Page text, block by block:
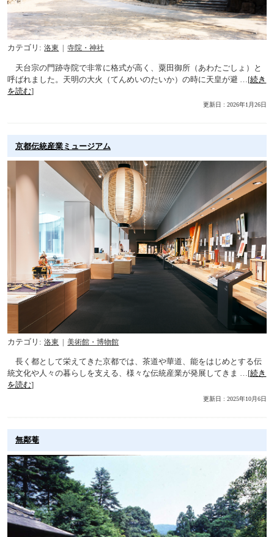
カテゴリ 洛東 寺院・神社
天台宗の門跡寺院で非常に格式が高く、粟田御所（あわたごしょ）と
呼ばれました。天明の大火（てんめいのたいか）の時に天皇が避 …[続き
を読む]
更新日 : 2026年1月26日
京都伝統産業ミュージアム
カテゴリ 洛東 美術館・博物館
長く都として栄えてきた京都では、茶道や華道、能をはじめとする伝
統文化や人々の暮らしを支える、様々な伝統産業が発展してきま …[続き
を読む]
更新日 : 2025年10月6日
無鄰菴